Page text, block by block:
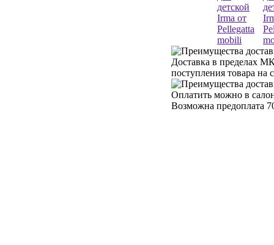
Доставка в пределах
поступления товара на
Оплатить можно в
Возможна предоплата